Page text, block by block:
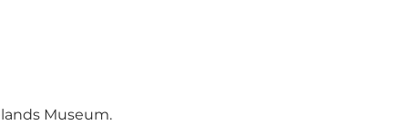
Museum.